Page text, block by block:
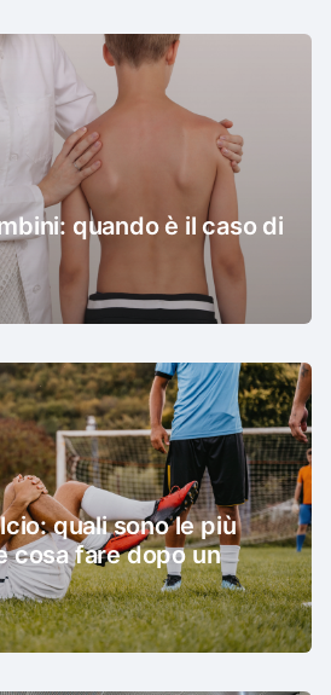
quando è il caso di
quali sono le più
cosa fare dopo un